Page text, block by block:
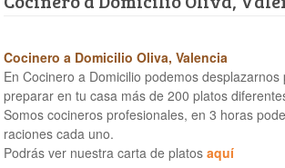
Cocinero a Domicilio Oliva, Valencia
En Cocinero a Domicilio podemos
preparar en tu casa más de 200 platos
Somos cocineros profesionales, en 3 horas
raciones cada uno.
Podrás ver nuestra carta de platos aquí